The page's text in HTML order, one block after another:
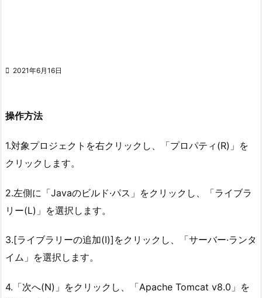
 2021年6月16日
操作方法
1.対象プロジェクトを右クリックし、「プロパティ(R)」を
クリックします。
2.左側に「Javaのビルド·パス」をクリックし、「ライブラ
リー(L)」を選択します。
3.[ライブラリーの追加(I)]をクリックし、「サーバー·ランタ
イム」を選択します。
4.「次へ(N)」をクリックし、「Apache Tomcat v8.0」を